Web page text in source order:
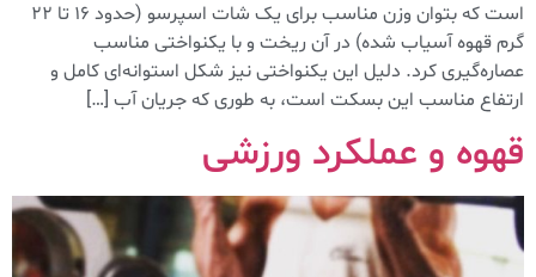
است که بتوان وزن مناسب برای یک شات اسپرسو (حدود ۱۶ تا ۲۲
گرم قهوه آسیاب شده) در آن ریخت و با یکنواختی مناسب
عصاره‌گیری کرد. دلیل این یکنواختی نیز شکل استوانه‌ای کامل و
ارتفاع مناسب این بسکت است، به طوری که جریان آب […]
قهوه و عملکرد ورزشی